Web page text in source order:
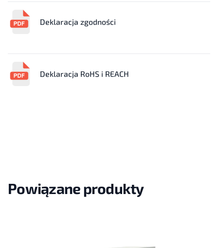
Deklaracja zgodności
Deklaracja RoHS i REACH
Powiązane produkty